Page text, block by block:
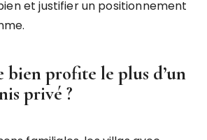
et justifier un positionnement
bien profite le plus d’un
privé ?